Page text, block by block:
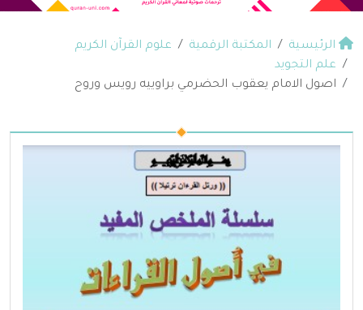
الرئيسية المكتبة الرقمية
علوم القرآن الكريم
علم التجويد
اصول الامام يعقوب الحضرمي براوييه رويس وروح